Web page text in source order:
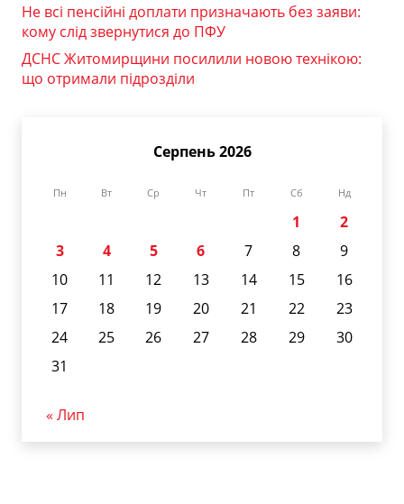
Не всі пенсійні доплати призначають без заяви:
кому слід звернутися до ПФУ
ДСНС Житомирщини посилили новою технікою:
що отримали підрозділи
Серпень 2026
Пн Вт Ср Чт Пт Сб Нд
1
2
3
4 5 6 7 8
9
10
11 12 13 14 15
16
17
18 19 20 21 22
23
24
25 26 27 28 29
30
31
« Лип